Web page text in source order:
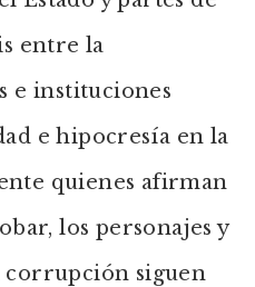
entre la
e instituciones
e hipocresía en la
quienes afirman
los personajes y
corrupción siguen